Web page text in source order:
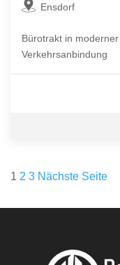
Ensdorf
Bürotrakt in
Verkehrsanbindung
der
1 2 3 Nächste Seite